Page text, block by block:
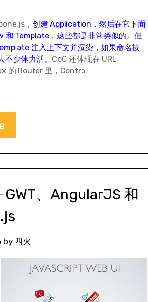
，创建 Application，然后在它下面
Template，这些都是非常类似的。但
注入上下文并渲染，如果命名按
不少体力活。CoC 还体现在 URL
的 Router 里，Contro
、AngularJS 和
by 四火